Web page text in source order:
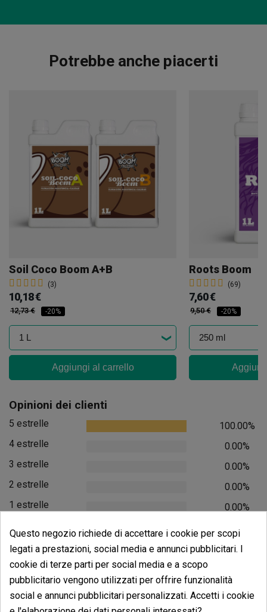
Potrebbe anche piacerti
Soil Coco Boom A+B
(3)
10,18 €
12,73 € -20%
Aggiungi al carrello
Roots Boom
(69)
7,60 €
9,50 € -20%
Opinioni dei clienti
5 estrelle
100.00%
4 estrelle
0.00%
3 estrelle
0.00%
2 estrelle
0.00%
1 estrelle
0.00%
Scrivi il tuo commento
4 Valutazioni globali
Ordina per:
Questo negozio richiede di accettare i cookie per scopi
legati a prestazioni, social media e annunci pubblicitari. I
cookie di terze parti per social media e a scopo
pubblicitario vengono utilizzati per offrire funzionalità
social e annunci pubblicitari personalizzati. Accetti i cookie